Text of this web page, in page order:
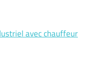
avec chauffeur